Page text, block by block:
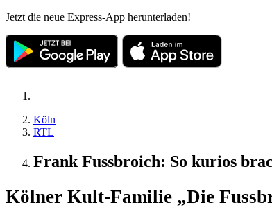
Jetzt die neue Express-App herunterladen!
Köln
RTL
Frank Fussbroich: So kurios
Kölner Kult-Familie „Die